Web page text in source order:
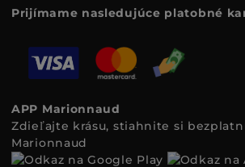
Prijímame nasledujúce platobné
APP Marionnaud
Zdieľajte krásu, stiahnite si
Marionnaud